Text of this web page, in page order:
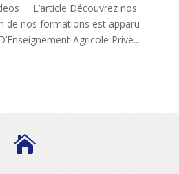
L’article Découvrez nos
de nos formations est apparu
Agricole Privé...
